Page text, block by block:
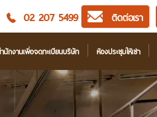
ติดต่อเรา
02 207 5499
นักงานเพื่อจดทะเบียนบริษัท ห้องประชุมให้เช่า